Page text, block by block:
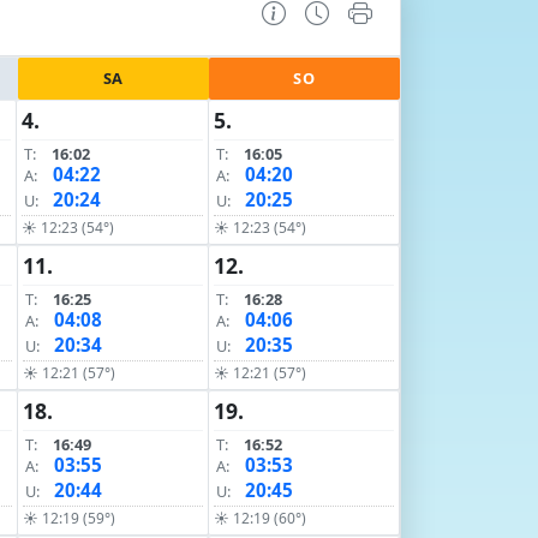
SA SO
4.
T:
16:02
A:
04:22
U: 20:24
☀ 12:23 (54°)
5.
T:
16:05
A:
04:20
U: 20:25
☀ 12:23 (54°)
11.
T:
16:25
A:
04:08
U: 20:34
☀ 12:21 (57°)
12.
T:
16:28
A:
04:06
U: 20:35
☀ 12:21 (57°)
18.
T:
16:49
A:
03:55
U: 20:44
☀ 12:19 (59°)
19.
T:
16:52
A:
03:53
U: 20:45
☀ 12:19 (60°)